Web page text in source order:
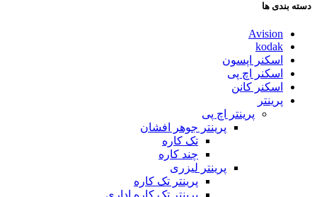
دسته بندی ها
Avision
kodak
اسکنر اپسون
اسکنر اچ پی
اسکنر کانن
پرینتر
پرینتر اچ پی
پرینتر جوهر افشان
تک کاره
چند کاره
پرینتر لیزری
پرینتر تک کاره